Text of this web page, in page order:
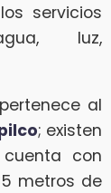
servicios
luz,
al
; existen
con
metros de